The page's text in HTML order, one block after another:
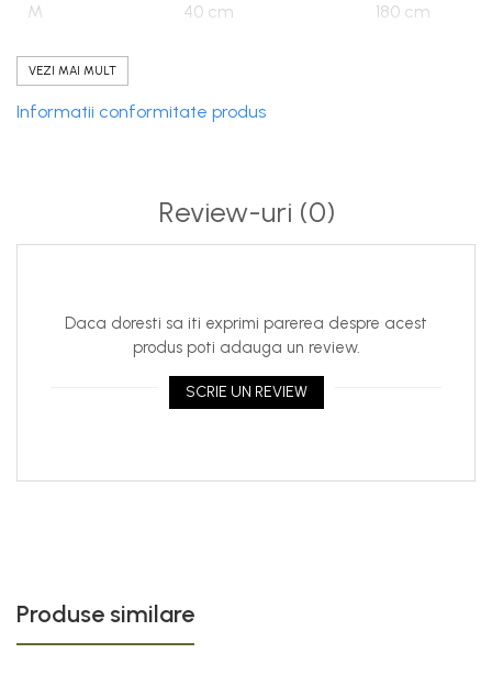
M 40 cm 180 cm
L
XL Aerodrom
VEZI MAI MULT
Informatii conformitate produs
Review-uri (0)
Daca doresti sa iti exprimi parerea despre acest
produs poti adauga un review.
SCRIE UN REVIEW
Produse similare